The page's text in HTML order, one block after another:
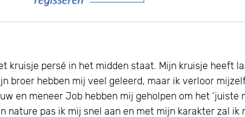
kruisje persé in het midden staat. Mijn kruisje heeft
broer hebben mij veel geleerd, maar ik verloor
en meneer Job hebben mij geholpen om het ‘juiste
nature pas ik mij snel aan en met mijn karakter zal ik